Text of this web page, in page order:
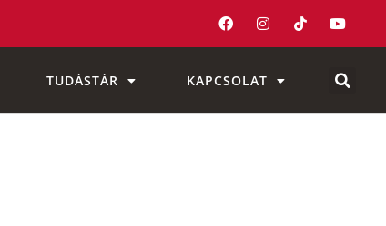
TUDÁSTÁR KAPCSOLAT